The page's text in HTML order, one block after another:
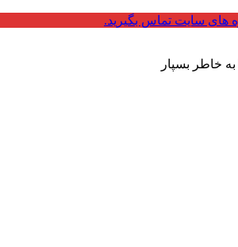
های سایت تماس بگیرید.
به خاطر بسپار